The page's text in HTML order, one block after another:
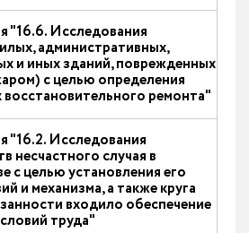
"16.6. Исследования
административных,
и иных зданий, поврежденных
с целью определения
ремонта"
"16.2. Исследования
несчастного случая в
с целью установления его
и механизма, а также круга
входило обеспечение
труда"